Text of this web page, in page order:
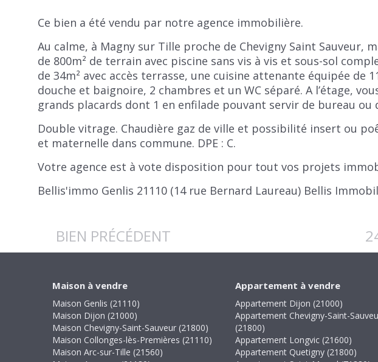
Ce bien a été vendu par notre agence immobilière.
Au calme, à Magny sur Tille proche de Chevigny Saint Sauveur,
de 800m² de terrain avec piscine sans vis à vis et sous-sol
de 34m² avec accès terrasse, une cuisine attenante équipée de
douche et baignoire, 2 chambres et un WC séparé. A l’étage,
grands placards dont 1 en enfilade pouvant servir de bureau ou
Double vitrage. Chaudière gaz de ville et possibilité insert ou
et maternelle dans commune. DPE : C.
Votre agence est à vote disposition pour tout vos projets
Bellis'immo Genlis 21110 (14 rue Bernard Laureau) Bellis
BIEN PRÉCÉDENT
Maison à vendre
Maison Genlis (21110)
Maison Dijon (21000)
Maison Chevigny-Saint-Sauveur (21800)
Maison Collonges-lès-Premières (21110)
Maison Arc-sur-Tille (21560)
Appartement à vendre
Appartement Dijon (21000)
Appartement Chevigny-Saint-
(21800)
Appartement Longvic (21600)
Appartement Quetigny (21800)